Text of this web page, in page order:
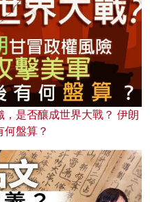
是否釀成世界大戰？ 伊朗
盤算？